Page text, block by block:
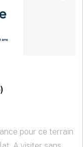
pour ce terrain